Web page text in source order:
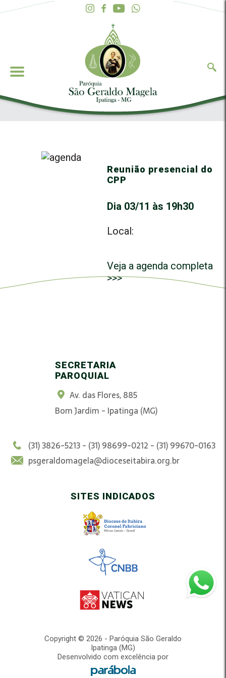
Reunião presencial do
CPP
Dia 03/11 às 19h30
Local:
Veja a agenda completa
>>>
SECRETARIA
PAROQUIAL
Av. das Flores, 885
Bom Jardim - Ipatinga (MG)
(31) 3826-5213 - (31) 98699-0212 - (31) 99670-0163
psgeraldomagela@dioceseitabira.org.br
SITES INDICADOS
Copyright © 2026 - Paróquia São Geraldo
Ipatinga (MG)
Desenvolvido com excelência por